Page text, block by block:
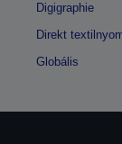
Digigraphie
Direkt
Globális